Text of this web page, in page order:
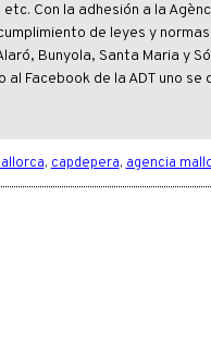
Con la adhesión a la
de leyes y
Bunyola, Santa Maria y
Facebook de la ADT uno se
, capdepera, agencia